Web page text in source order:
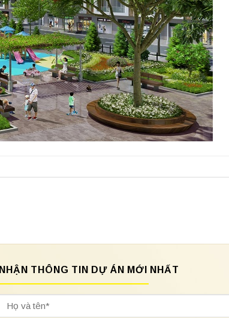
NHẬN THÔNG TIN DỰ ÁN MỚI NHẤT